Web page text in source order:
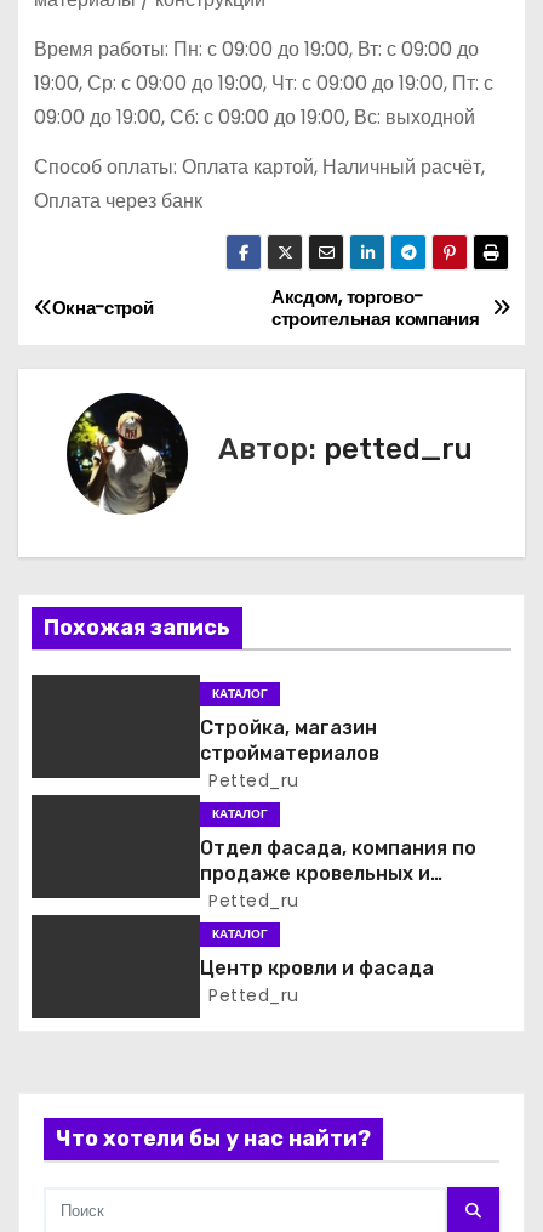
Время работы: Пн: с 09:00 до 19:00, Вт: с 09:00 до
19:00, Ср: с 09:00 до 19:00, Чт: с 09:00 до 19:00, Пт: с
09:00 до 19:00, Сб: с 09:00 до 19:00, Вс: выходной
Способ оплаты: Оплата картой, Наличный расчёт,
Оплата через банк
Н
а
а
ц
и
п
а
и
я
м
Аксдом, торгово-
строительная компания
Окна-строй
Автор: petted_ru
Похожая запись
КАТАЛОГ
Стройка, магазин
стройматериалов
Petted_ru
КАТАЛОГ
Отдел фасада, компания по
продаже кровельных и
фасадных материалов
Petted_ru
КАТАЛОГ
Центр кровли и фасада
Petted_ru
Что хотели бы у нас найти?